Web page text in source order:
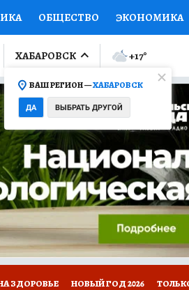
ОБЩЕСТВО ЭКОНОМИКА
ПРОИСШЕСТВИЯ
ОТКРЫВАЕМ МИР Я ЗНАЮ
СЕРИАЛЫ
КОЛЛЕКЦИИ КОНКУРСЫ
ХАБАРОВСК
ВАШ РЕГИОН —ХАБАРОВСК
ДА ВЫБРАТЬ ДРУГОЙ
+17°
ЗДОРОВЬЕ НОВЫЙ ГОД 2026